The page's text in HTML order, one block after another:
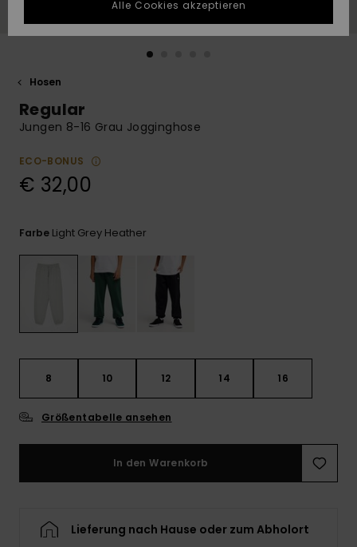
schnellste
Antwort auf Ihre
Frage zu
erhalten.
Finden Sie
Antworten auf
WUNSCHLISTE
Hosen
Regular
Jungen 8-16 Grau Jogginghose
ECO-BONUS
€ 32,00
Farbe Light Grey Heather
8 10 12 14 16
Größentabelle ansehen
In den Warenkorb
Lieferung nach Hause oder zum Abholort
Alle Cookies akzeptieren